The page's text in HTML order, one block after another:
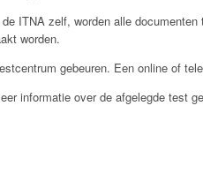
ITNA zelf, worden alle
worden.
gebeuren. Een online of
informatie over de afgelegde test